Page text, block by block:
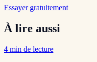
Essayer gratuitement
À lire aussi
4 min de lecture